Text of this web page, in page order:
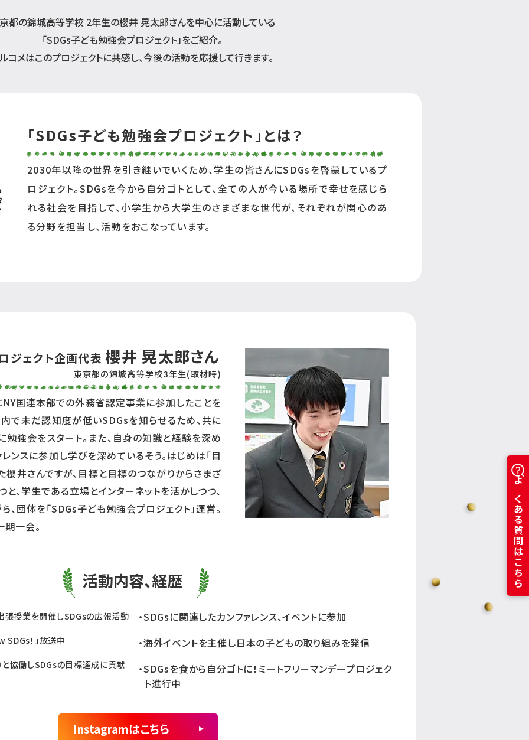
都の錦城高等学校 2年生の櫻井 晃太郎さんを中心に活動している
「SDGs子ども勉強会プロジェクト」をご紹介。
コメはこのプロジェクトに共感し、今後の活動を応援して行きます。
「SDGs子ども勉強会プロジェクト」とは？
2030年以降の世界を引き継いでいくため、学生の皆さんにSDGsを啓蒙しているプ
ロジェクト。SDGsを今から自分ゴトとして、全ての人が今いる場所で幸せを感じら
れる社会を目指して、小学生から大学生のさまざまな世代が、それぞれが関心のあ
る分野を担当し、活動をおこなっています。
ジェクト企画代表櫻井 晃太郎さん
東京都の錦城高等学校3年生(取材時)
国連本部での外務省認定事業に参加したことを
で未だ認知度が低いSDGsを知らせるため、共に
勉強会をスタート。また、自身の知識と経験を深め
ンスに参加し学びを深めているそう。はじめは「目
井さんですが、目標と目標のつながりからさまざ
、学生である立場とインターネットを活かしつつ、
団体を「SDGs子ども勉強会プロジェクト」運営。
一会。
活動内容、経歴
張授業を開催しSDGsの広報活動
！」放送中
と協働しSDGsの目標達成に貢献
・SDGsに関連したカンファレンス、イベントに参加
・海外イベントを主催し日本の子どもの取り組みを発信
・SDGsを食から自分ゴトに！ミートフリーマンデープロジェク
ト進行中
Instagramはこちら
よくある質問はこちら